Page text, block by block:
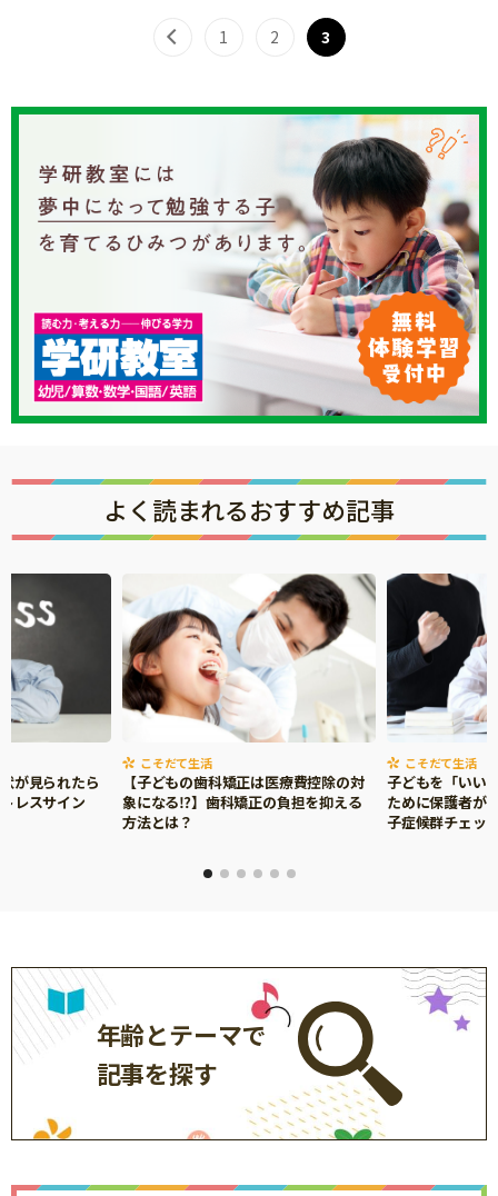
健康
「こそだてまっぷ」とは
サイトのご利⽤にあたって
個⼈情報について
お問い合わせ
1 2 3
よく読まれるおすすめ記事
が見られたら
レスサイン
こそだて生活
【子どもの歯科矯正は医療費控除の対
象になる⁉】歯科矯正の負担を抑える
方法とは？
こそだて生活
子どもを「いい
ために保護者が
子症候群チェッ
年齢とテーマで
記事を探す